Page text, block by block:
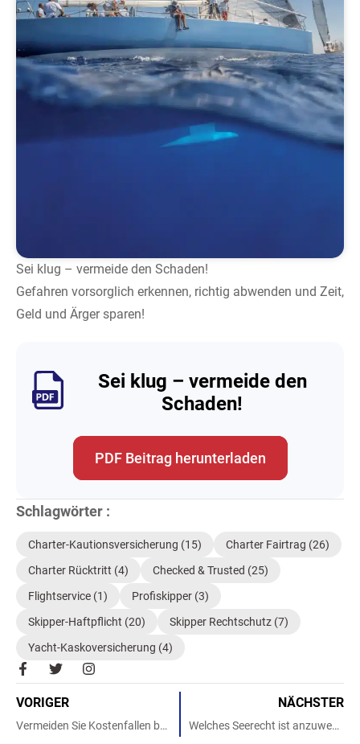
Sei klug – vermeide den Schaden!
Gefahren vorsorglich erkennen, richtig abwenden und Zeit,
Geld und Ärger sparen!
Sei klug – vermeide den
Schaden!
PDF Beitrag herunterladen
Schlagwörter :
Charter-Kautionsversicherung (15) Charter Fairtrag (26)
Charter Rücktritt (4) Checked & Trusted (25)
Flightservice (1) Profiskipper (3)
Skipper-Haftpflicht (20) Skipper Rechtschutz (7)
Yacht-Kaskoversicherung (4)
F
a
c
e
b
o
T
w
i
t
t
e
I
n
a
g
VORIGER
Vermeiden Sie Kostenfallen bei der Törnplanung!
NÄCHSTER
Welches Seerecht ist anzuwenden?